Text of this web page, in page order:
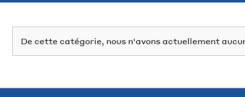
De cette catégorie, nous n'avons actuellement